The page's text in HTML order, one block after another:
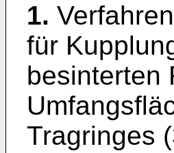
1.
für
besinterten
Tragringes